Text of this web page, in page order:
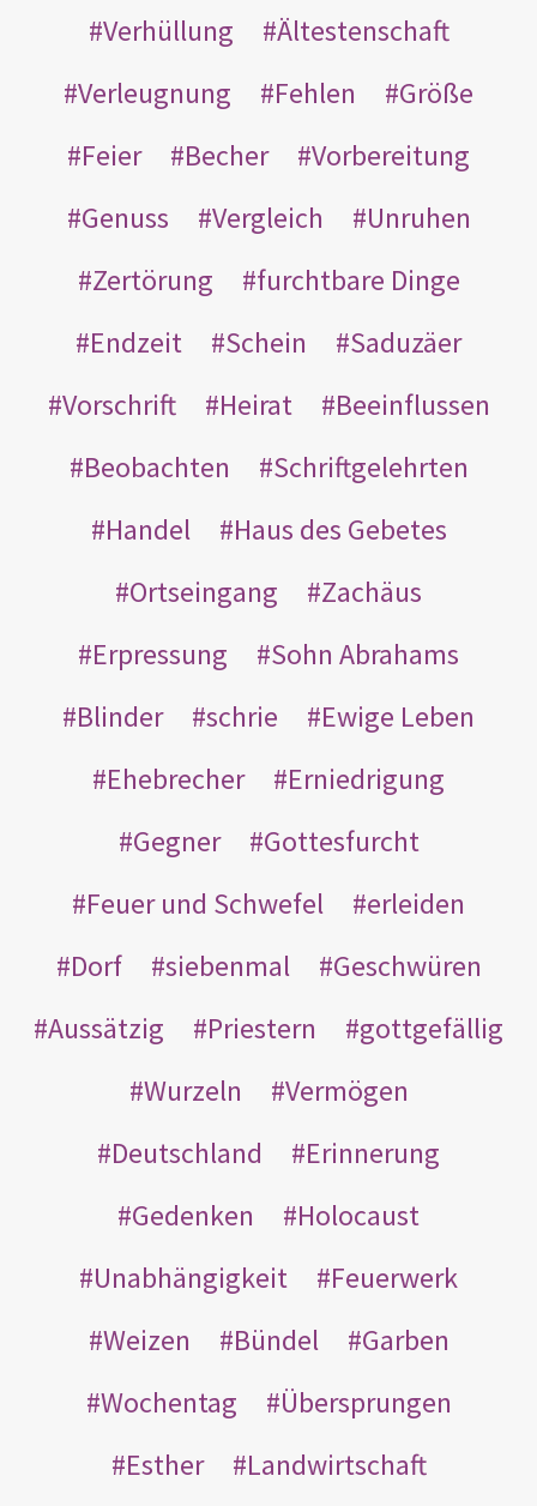
Verhüllung
Ältestenschaft
Verleugnung
Fehlen
Größe
Feier
Becher
Vorbereitung
Genuss
Vergleich
Unruhen
Zertörung
furchtbare Dinge
Endzeit
Schein
Saduzäer
Vorschrift
Heirat
Beeinflussen
Beobachten
Schriftgelehrten
Handel
Haus des Gebetes
Ortseingang
Zachäus
Erpressung
Sohn Abrahams
Blinder
schrie
Ewige Leben
Ehebrecher
Erniedrigung
Gegner
Gottesfurcht
Feuer und Schwefel
erleiden
Dorf
siebenmal
Geschwüren
Aussätzig
Priestern
gottgefällig
Wurzeln
Vermögen
Deutschland
Erinnerung
Gedenken
Holocaust
Unabhängigkeit
Feuerwerk
Weizen
Bündel
Garben
Wochentag
Übersprungen
Esther
Landwirtschaft